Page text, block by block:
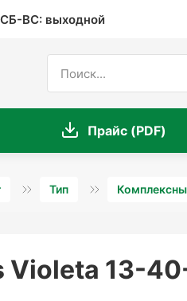
ВС: выходной
Прайс (PDF)
Тип
Violeta 13-